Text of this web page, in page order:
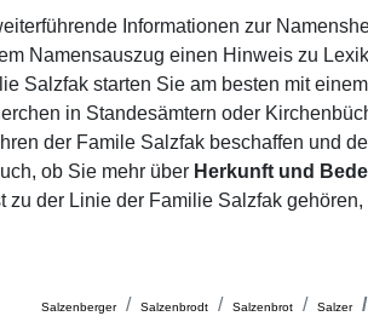
Informationen zur
Namensauszug einen Hinweis zu
Salzfak starten Sie am besten mit
in Standesämtern oder
der Famile Salzfak beschaffen und
ob Sie mehr über Herkunft und
zu der Linie der Familie Salzfak
Salzenberger Salzenbrodt Salzenbrot Salzer